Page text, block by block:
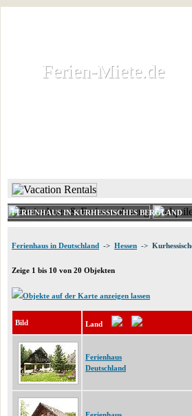
Ferien-Miete.de
Ferien-Miete.de
FERIENHAUS IN KURHESSISCHES BERGLAND
Ferienhaus in Deutschland -> Hessen ->
Zeige 1 bis 10 von 20 Objekten
Objekte auf der Karte anzeigen lassen
Bild Land
Ferienhaus
Deutschland